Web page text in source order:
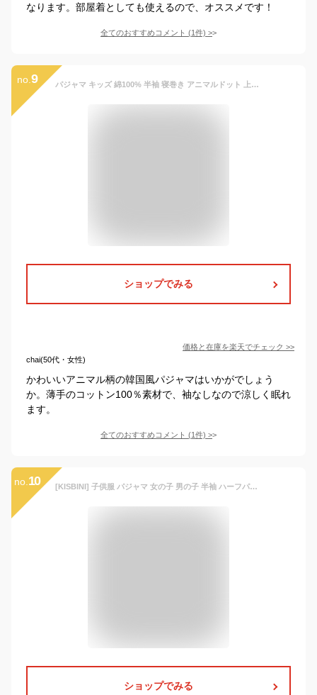
なります。部屋着としても使えるので、オススメです！
全てのおすすめコメント (1件) >
no. 9 パジャマ キッズ 綿100% 半袖 寝巻き アニマルドット 上下セット ルームウェア男の子 女の子 かわいい おしゃれ スウェット 半ズボン 90cm 100cm 110cm 120cm 130cm 140cm コットン 下着 子供用 韓国 子供服 (1)
ショップでみる
価格と在庫を楽天でチェック >>
chai(50代・女性)
かわいいアニマル柄の韓国風パジャマはいかがでしょう
か。薄手のコットン100％素材で、袖なしなので涼しく眠れ
ます。
全てのおすすめコメント (1件) >
no. 10 [KISBINI] 子供服 パジャマ 女の子 男の子 半袖 ハーフパンツ 上下セット 綿 ルームウェア 2点 キッズ 部屋着 夏服 前開き ボーイズ ガールズ 恐竜柄 ブルー 110
ショップでみる